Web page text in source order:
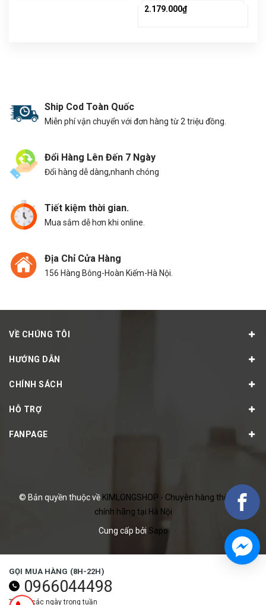
2.179.000₫
Ship Cod Toàn Quốc
Miễn phí vận chuyển với đơn hàng từ 2 triệu đồng.
Đổi Hàng Lên Đến 7 Ngày
Đổi hàng dễ dàng,nhanh chóng
Tiết kiệm thời gian.
Mua sắm dễ hơn khi online.
Địa Chỉ Cửa Hàng
156 Hàng Bông-Hoàn Kiếm-Hà Nội.
VỀ CHÚNG TÔI
HƯỚNG DẪN
CHÍNH SÁCH
HỖ TRỢ
FANPAGE
© Bản quyền thuộc về KIMLONGSHOP - Chuyên hàng thể thao
chính hãng tại Hà Nội
Cung cấp bởi Sapo
GỌI MUA HÀNG (8H-22H)
0966044498
Tất cả các ngày trong tuần